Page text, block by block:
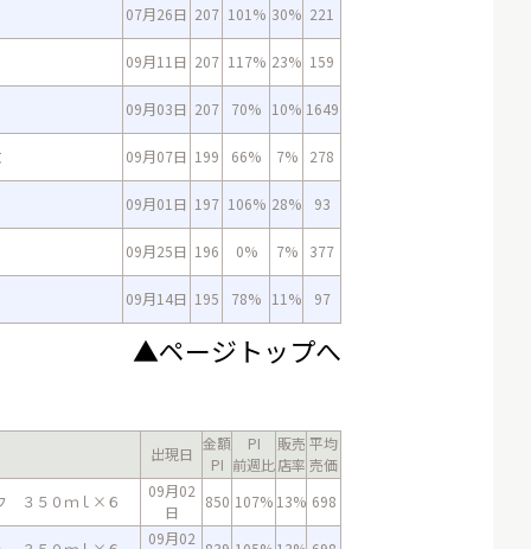
07月26日 207 101% 30% 221
09月11日 207 117% 23% 159
09月03日 207 70% 10% 1649
09月07日 199 66% 7% 278
09月01日 197 106% 28% 93
09月25日 196 0% 7% 377
09月14日 195 78% 11% 97
▲ページトップへ
出現日
金額
PI
PI
前週比
販売
店率
平均
売価
３５０ｍｌ×６
09月02
日
850 107% 13% 698
09月02